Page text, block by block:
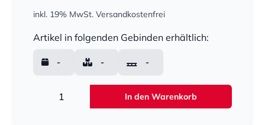
inkl. 19% MwSt. Versandkostenfrei
Artikel in folgenden Gebinden erhältlich:
- - -
In den Warenkorb